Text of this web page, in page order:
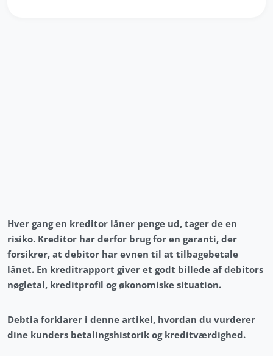
Hver gang en kreditor låner penge ud, tager de en
risiko. Kreditor har derfor brug for en garanti, der
forsikrer, at debitor har evnen til at tilbagebetale
lånet. En kreditrapport giver et godt billede af debitors
nøgletal, kreditprofil og økonomiske situation.
Debtia forklarer i denne artikel, hvordan du vurderer
dine kunders betalingshistorik og kreditværdighed.